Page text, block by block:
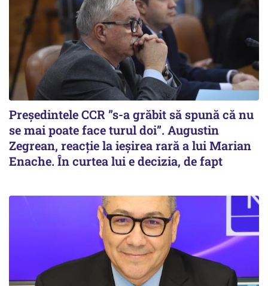
Președintele CCR ”s-a grăbit să spună că nu
se mai poate face turul doi”. Augustin
Zegrean, reacție la ieșirea rară a lui Marian
Enache. În curtea lui e decizia, de fapt